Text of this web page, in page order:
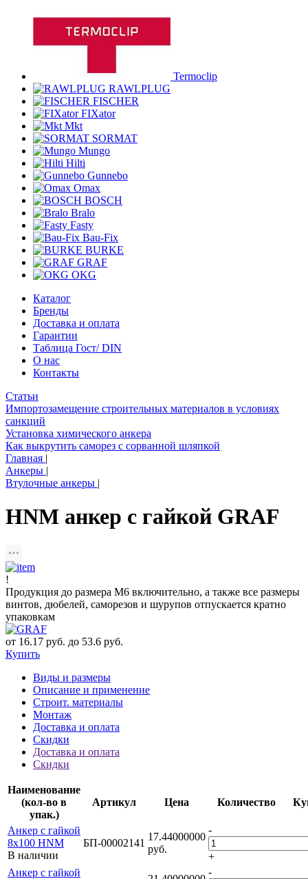
Termoclip
RAWLPLUG
FISCHER
FIXator
Mkt
SORMAT
Mungo
Hilti
Gunnebo
Omax
BOSCH
Bralo
Fasty
Bau-Fix
BURKE
GRAF
OKG
Каталог
Бренды
Доставка и оплата
Гарантии
Таблица Гост/ DIN
О нас
Контакты
Статьи
Импортозамещение строительных материалов в условиях
санкций
Установка химического анкера
Как выкрутить саморез с сорванной шляпкой
Главная |
Анкеры |
Втулочные анкеры |
HNM анкер с гайкой GRAF
!
Продукция до размера М6 включительно, а также все размеры
винтов, дюбелей, саморезов и шурупов отпускается кратно
упаковкам
от 16.17 руб. до 53.6 руб.
Купить
Виды и размеры
Описание и применение
Строит. материалы
Монтаж
Доставка и оплата
Скидки
Доставка и оплата
Скидки
Наименование
(кол-во в
упак.)
Артикул Цена Количество
Анкер с гайкой
8х100 HNM
В наличии
БП-00002141
17.44000000
руб.
-
+
Анкер с гайкой
-